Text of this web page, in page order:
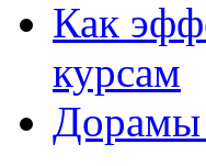
Как
курсам
Дорамы